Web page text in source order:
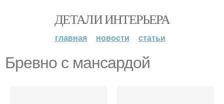
ДЕТАЛИ ИНТЕРЬЕРА
главная новости статьи
Бревно с мансардой